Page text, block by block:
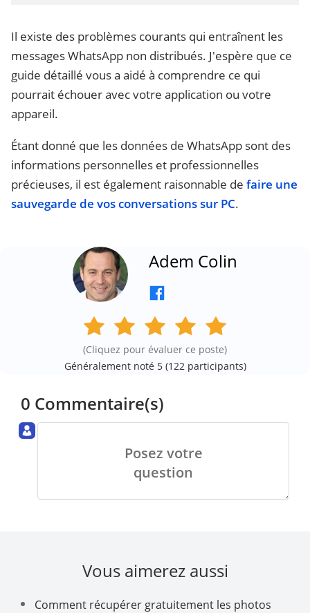
Il existe des problèmes courants qui entraînent les
messages WhatsApp non distribués. J'espère que ce
guide détaillé vous a aidé à comprendre ce qui
pourrait échouer avec votre application ou votre
appareil.
Étant donné que les données de WhatsApp sont des
informations personnelles et professionnelles
précieuses, il est également raisonnable de faire une
sauvegarde de vos conversations sur PC.
Adem Colin
(Cliquez pour évaluer ce poste)
Généralement noté 5 (122participants)
0 Commentaire(s)
Posez votre
question
Vous aimerez aussi
Comment récupérer gratuitement les photos